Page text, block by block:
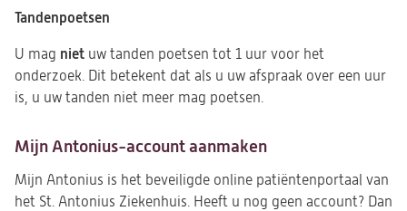
Tandenpoetsen
U mag niet uw tanden poetsen tot 1 uur voor het
onderzoek. Dit betekent dat als u uw afspraak over een uur
is, u uw tanden niet meer mag poetsen.
Mijn Antonius-account aanmaken
Mijn Antonius is het beveiligde online patiëntenportaal van
het St. Antonius Ziekenhuis. Heeft u nog geen account? Dan